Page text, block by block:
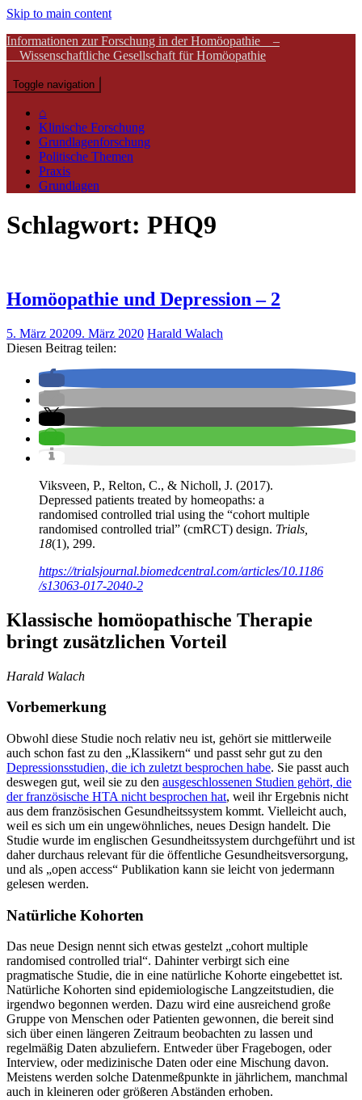
Skip to main content
Informationen zur Forschung in der Homöopathie –
Wissenschaftliche Gesellschaft für Homöopathie
Toggle navigation
⌂
Klinische Forschung
Grundlagenforschung
Politische Themen
Praxis
Grundlagen
Schlagwort: PHQ9
Homöopathie und Depression – 2
5. März 20209. März 2020 Harald Walach
Diesen Beitrag teilen:
Viksveen, P., Relton, C., & Nicholl, J. (2017).
Depressed patients treated by homeopaths: a
randomised controlled trial using the “cohort multiple
randomised controlled trial” (cmRCT) design. Trials,
18(1), 299.
https://trialsjournal.biomedcentral.com/articles/10.1186
/s13063-017-2040-2
Klassische homöopathische Therapie
bringt zusätzlichen Vorteil
Harald Walach
Vorbemerkung
Obwohl diese Studie noch relativ neu ist, gehört sie mittlerweile
auch schon fast zu den „Klassikern“ und passt sehr gut zu den
Depressionsstudien, die ich zuletzt besprochen habe. Sie passt auch
deswegen gut, weil sie zu den ausgeschlossenen Studien gehört, die
der französische HTA nicht besprochen hat, weil ihr Ergebnis nicht
aus dem französischen Gesundheitssystem kommt. Vielleicht auch,
weil es sich um ein ungewöhnliches, neues Design handelt. Die
Studie wurde im englischen Gesundheitssystem durchgeführt und ist
daher durchaus relevant für die öffentliche Gesundheitsversorgung,
und als „open access“ Publikation kann sie leicht von jedermann
gelesen werden.
Natürliche Kohorten
Das neue Design nennt sich etwas gestelzt „cohort multiple
randomised controlled trial“. Dahinter verbirgt sich eine
pragmatische Studie, die in eine natürliche Kohorte eingebettet ist.
Natürliche Kohorten sind epidemiologische Langzeitstudien, die
irgendwo begonnen werden. Dazu wird eine ausreichend große
Gruppe von Menschen oder Patienten gewonnen, die bereit sind
sich über einen längeren Zeitraum beobachten zu lassen und
regelmäßig Daten abzuliefern. Entweder über Fragebogen, oder
Interview, oder medizinische Daten oder eine Mischung davon.
Meistens werden solche Datenmeßpunkte in jährlichem, manchmal
auch in kleineren oder größeren Abständen erhoben.